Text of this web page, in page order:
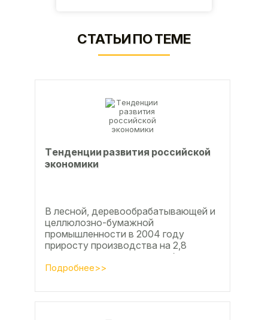
СТАТЬИ ПО ТЕМЕ
Тeндeнции paзвития poccийcкoй
экoнoмики
В лесной, деревообрабатывающей и
целлюлозно-бумажной
промышленности в 2004 году
приросту производства на 2,8
процента во многом способствовали
развитие тех подотраслей,
Подробнее>>